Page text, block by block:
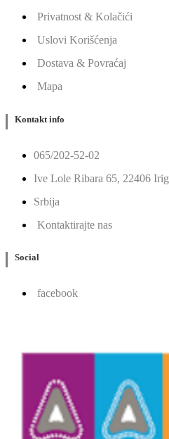
Privatnost & Kolačići
Uslovi Korišćenja
Dostava & Povraćaj
Mapa
Kontakt info
065/202-52-02
Ive Lole Ribara 65, 22406 Irig
Srbija
Kontaktirajte nas
Social
facebook